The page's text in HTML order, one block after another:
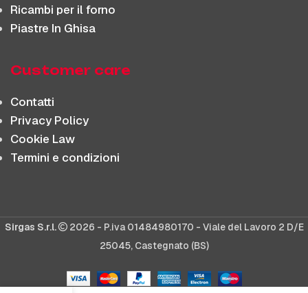
Ricambi per il forno
Piastre In Ghisa
Customer care
Contatti
Privacy Policy
Cookie Law
Termini e condizioni
Sirgas S.r.l.
2026 - P.iva 01484980170 - Viale del Lavoro 2 D/E
25045, Castegnato (BS)